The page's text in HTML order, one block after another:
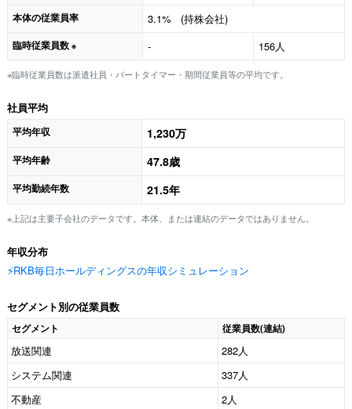
本体の従業員率 3.1% (持株会社)
臨時従業員数 ※ - 156人
※臨時従業員数は派遣社員・パートタイマー・期間従業員等の平均です。
社員平均
平均年収 1,230万
平均年齢 47.8歳
平均勤続年数 21.5年
※上記は主要子会社のデータです。本体、または連結のデータではありません。
年収分布
⚡️RKB毎日ホールディングスの年収シミュレーション
セグメント別の従業員数
セグメント 従業員数(連結)
放送関連
282人
システム関連
337人
不動産
2人